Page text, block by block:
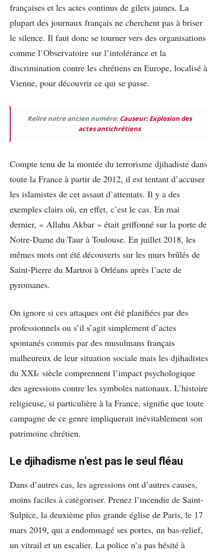
françaises et les actes continus de gilets jaunes. La
plupart des journaux français ne cherchent pas à briser
le silence. Il faut donc se tourner vers des organisations
comme l’Observatoire sur l’intolérance et la
discrimination contre les chrétiens en Europe, localisé à
Vienne, pour découvrir ce qui se passe.
Relire notre ancien numéro:Causeur: Explosion des
actes antichrétiens
Compte tenu de la montée du terrorisme djihadiste dans
toute la France à partir de 2012, il est tentant d’accuser
les islamistes de cet assaut d’attentats. Il y a des
exemples clairs où, en effet, c’est le cas. En mai
dernier, « Allahu Akbar » était griffonné sur la porte de
Notre-Dame du Taur à Toulouse. En juillet 2018, les
mêmes mots ont été découverts sur les murs brûlés de
Saint-Pierre du Martroi à Orléans après l’acte de
pyromanes.
On ignore si ces attaques ont été planifiées par des
professionnels ou s’il s’agit simplement d’actes
spontanés commis par des musulmans français
malheureux de leur situation sociale mais les djihadistes
du XXIe siècle comprennent l’impact psychologique
des agressions contre les symboles nationaux. L’histoire
religieuse, si particulière à la France, signifie que toute
campagne de ce genre impliquerait inévitablement son
patrimoine chrétien.
Le djihadisme n’est pas le seul fléau
Dans d’autres cas, les agressions ont d’autres causes,
moins faciles à catégoriser. Prenez l’incendie de Saint-
Sulpice, la deuxième plus grande église de Paris, le 17
mars 2019, qui a endommagé ses portes, un bas-relief,
un vitrail et un escalier. La police n’a pas hésité à